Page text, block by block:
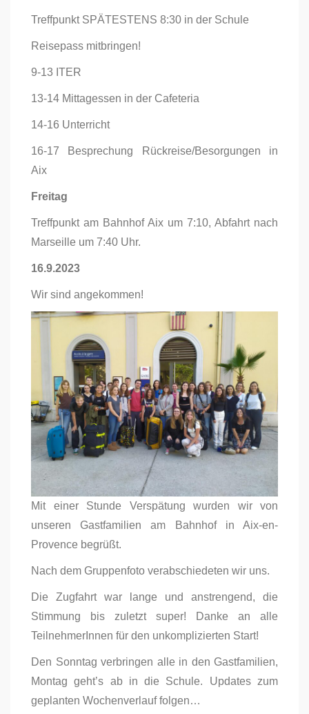
Treffpunkt SPÄTESTENS 8:30 in der Schule
Reisepass mitbringen!
9-13 ITER
13-14 Mittagessen in der Cafeteria
14-16 Unterricht
16-17 Besprechung Rückreise/Besorgungen in
Aix
Freitag
Treffpunkt am Bahnhof Aix um 7:10, Abfahrt nach
Marseille um 7:40 Uhr.
16.9.2023
Wir sind angekommen!
Mit einer Stunde Verspätung wurden wir von
unseren Gastfamilien am Bahnhof in Aix-en-
Provence begrüßt.
Nach dem Gruppenfoto verabschiedeten wir uns.
Die Zugfahrt war lange und anstrengend, die
Stimmung bis zuletzt super! Danke an alle
TeilnehmerInnen für den unkomplizierten Start!
Den Sonntag verbringen alle in den Gastfamilien,
Montag geht’s ab in die Schule. Updates zum
geplanten Wochenverlauf folgen…